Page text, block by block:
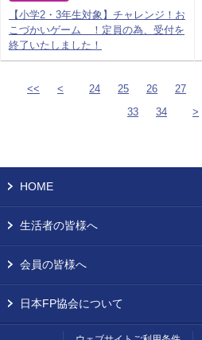
【小学2・3年生対象】チャレンジ！お
こづかいゲーム ！定員の為、受付を
終了いたしました！
<< < 24 25 26 27
33
34 >
HOME
生活者の皆様へ
会員の皆様へ
日本FP協会について